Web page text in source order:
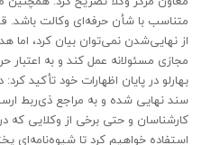
متناسب با شأن حرفه‌ای وکالت باشد.
از نهایی‌شدن نمی‌توان بیان کرد،
مجازی مسئولانه عمل کند و به اعتبار
بهارلو در پایان اظهارات خود تأکید
سند نهایی شده و به مراجع ذی‌ربط
کارشناسان و حتی برخی از وکلایی که
استفاده خواهیم کرد تا شیوه‌نامه‌ای